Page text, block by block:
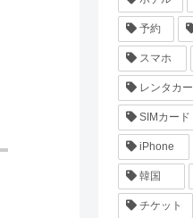
予約
スマホ
レンタカー
SIMカード
iPhone
韓国
チケット